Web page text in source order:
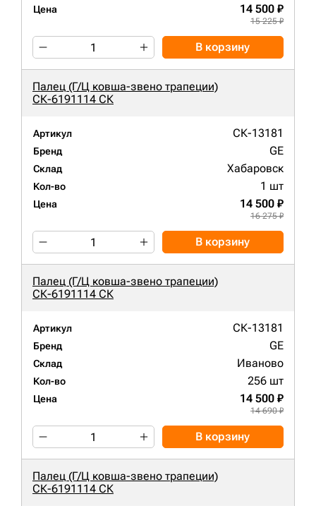
Цена 14 500 ₽
15 225 ₽
В корзину
Палец (Г/Ц ковша-звено трапеции)
СК-6191114 СК
Артикул СК-13181
Бренд GE
Склад Хабаровск
Кол-во 1 шт
Цена 14 500 ₽
16 275 ₽
В корзину
Палец (Г/Ц ковша-звено трапеции)
СК-6191114 СК
Артикул СК-13181
Бренд GE
Склад Иваново
Кол-во 256 шт
Цена 14 500 ₽
14 690 ₽
В корзину
Палец (Г/Ц ковша-звено трапеции)
СК-6191114 СК